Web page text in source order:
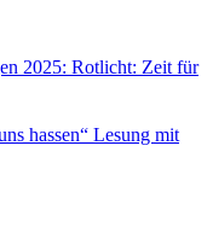
2025: Rotlicht: Zeit für
hassen“ Lesung mit